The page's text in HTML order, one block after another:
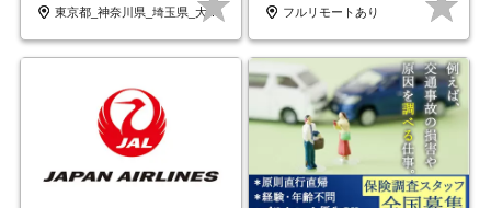
東京都_神奈川県_埼玉県_大阪府_愛知県…
フルリモートあり